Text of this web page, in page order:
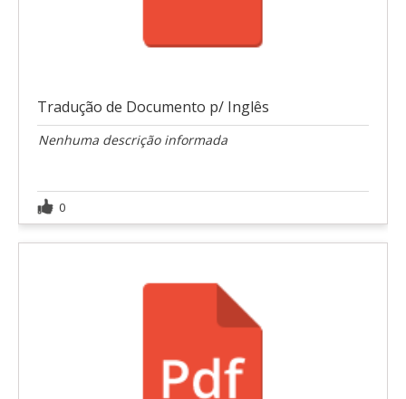
Tradução de Documento p/ Inglês
Nenhuma descrição informada
0